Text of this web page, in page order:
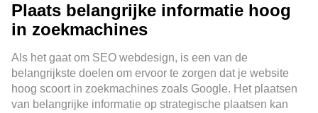
Plaats belangrijke informatie hoog
in zoekmachines
Als het gaat om SEO webdesign, is een van de
belangrijkste doelen om ervoor te zorgen dat je website
hoog scoort in zoekmachines zoals Google. Het plaatsen
van belangrijke informatie op strategische plaatsen kan